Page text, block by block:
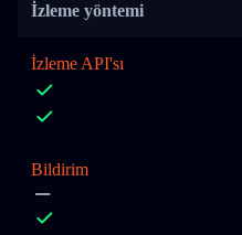
İzleme yöntemi
İzleme API'sı
Bildirim